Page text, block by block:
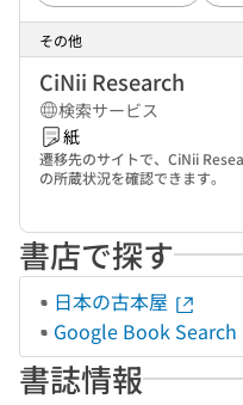
その他
CiNii Research
検索サービス
紙
遷移先のサイトで、CiNii
の所蔵状況を確認できます。
書店で探す
日本の古本屋
Google Book Search
書誌情報